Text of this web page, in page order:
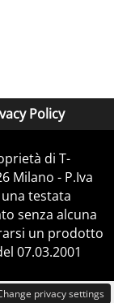
Policy
di T-
Milano - P.Iva
testata
senza alcuna
un prodotto
07.03.2001
privacy settings